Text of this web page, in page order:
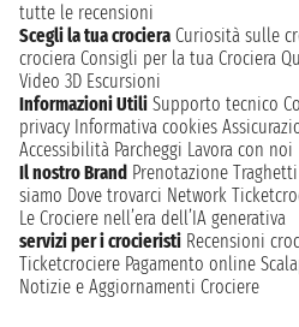
tutte le recensioni
Scegli la tua crociera Curiosità sulle
crociera Consigli per la tua Crociera
Video 3D Escursioni
Informazioni Utili Supporto tecnico
privacy Informativa cookies
Accessibilità Parcheggi Lavora con noi
Il nostro Brand Prenotazione Traghetti
siamo Dove trovarci Network
Le Crociere nell’era dell’IA generativa
servizi per i crocieristi Recensioni
Ticketcrociere Pagamento online
Notizie e Aggiornamenti Crociere